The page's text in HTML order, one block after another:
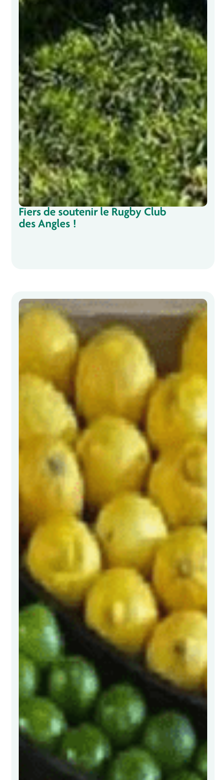
Fiers de soutenir le Rugby Club
des Angles !